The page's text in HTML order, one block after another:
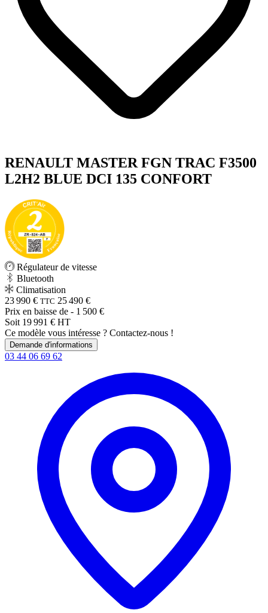
RENAULT MASTER FGN TRAC F3500
L2H2 BLUE DCI 135 CONFORT
Régulateur de vitesse
Bluetooth
Climatisation
23 990 € TTC 25 490 €
Prix en baisse de - 1 500 €
Soit 19 991 € HT
Ce modèle vous intéresse ? Contactez-nous !
Demande d'informations
03 44 06 69 62